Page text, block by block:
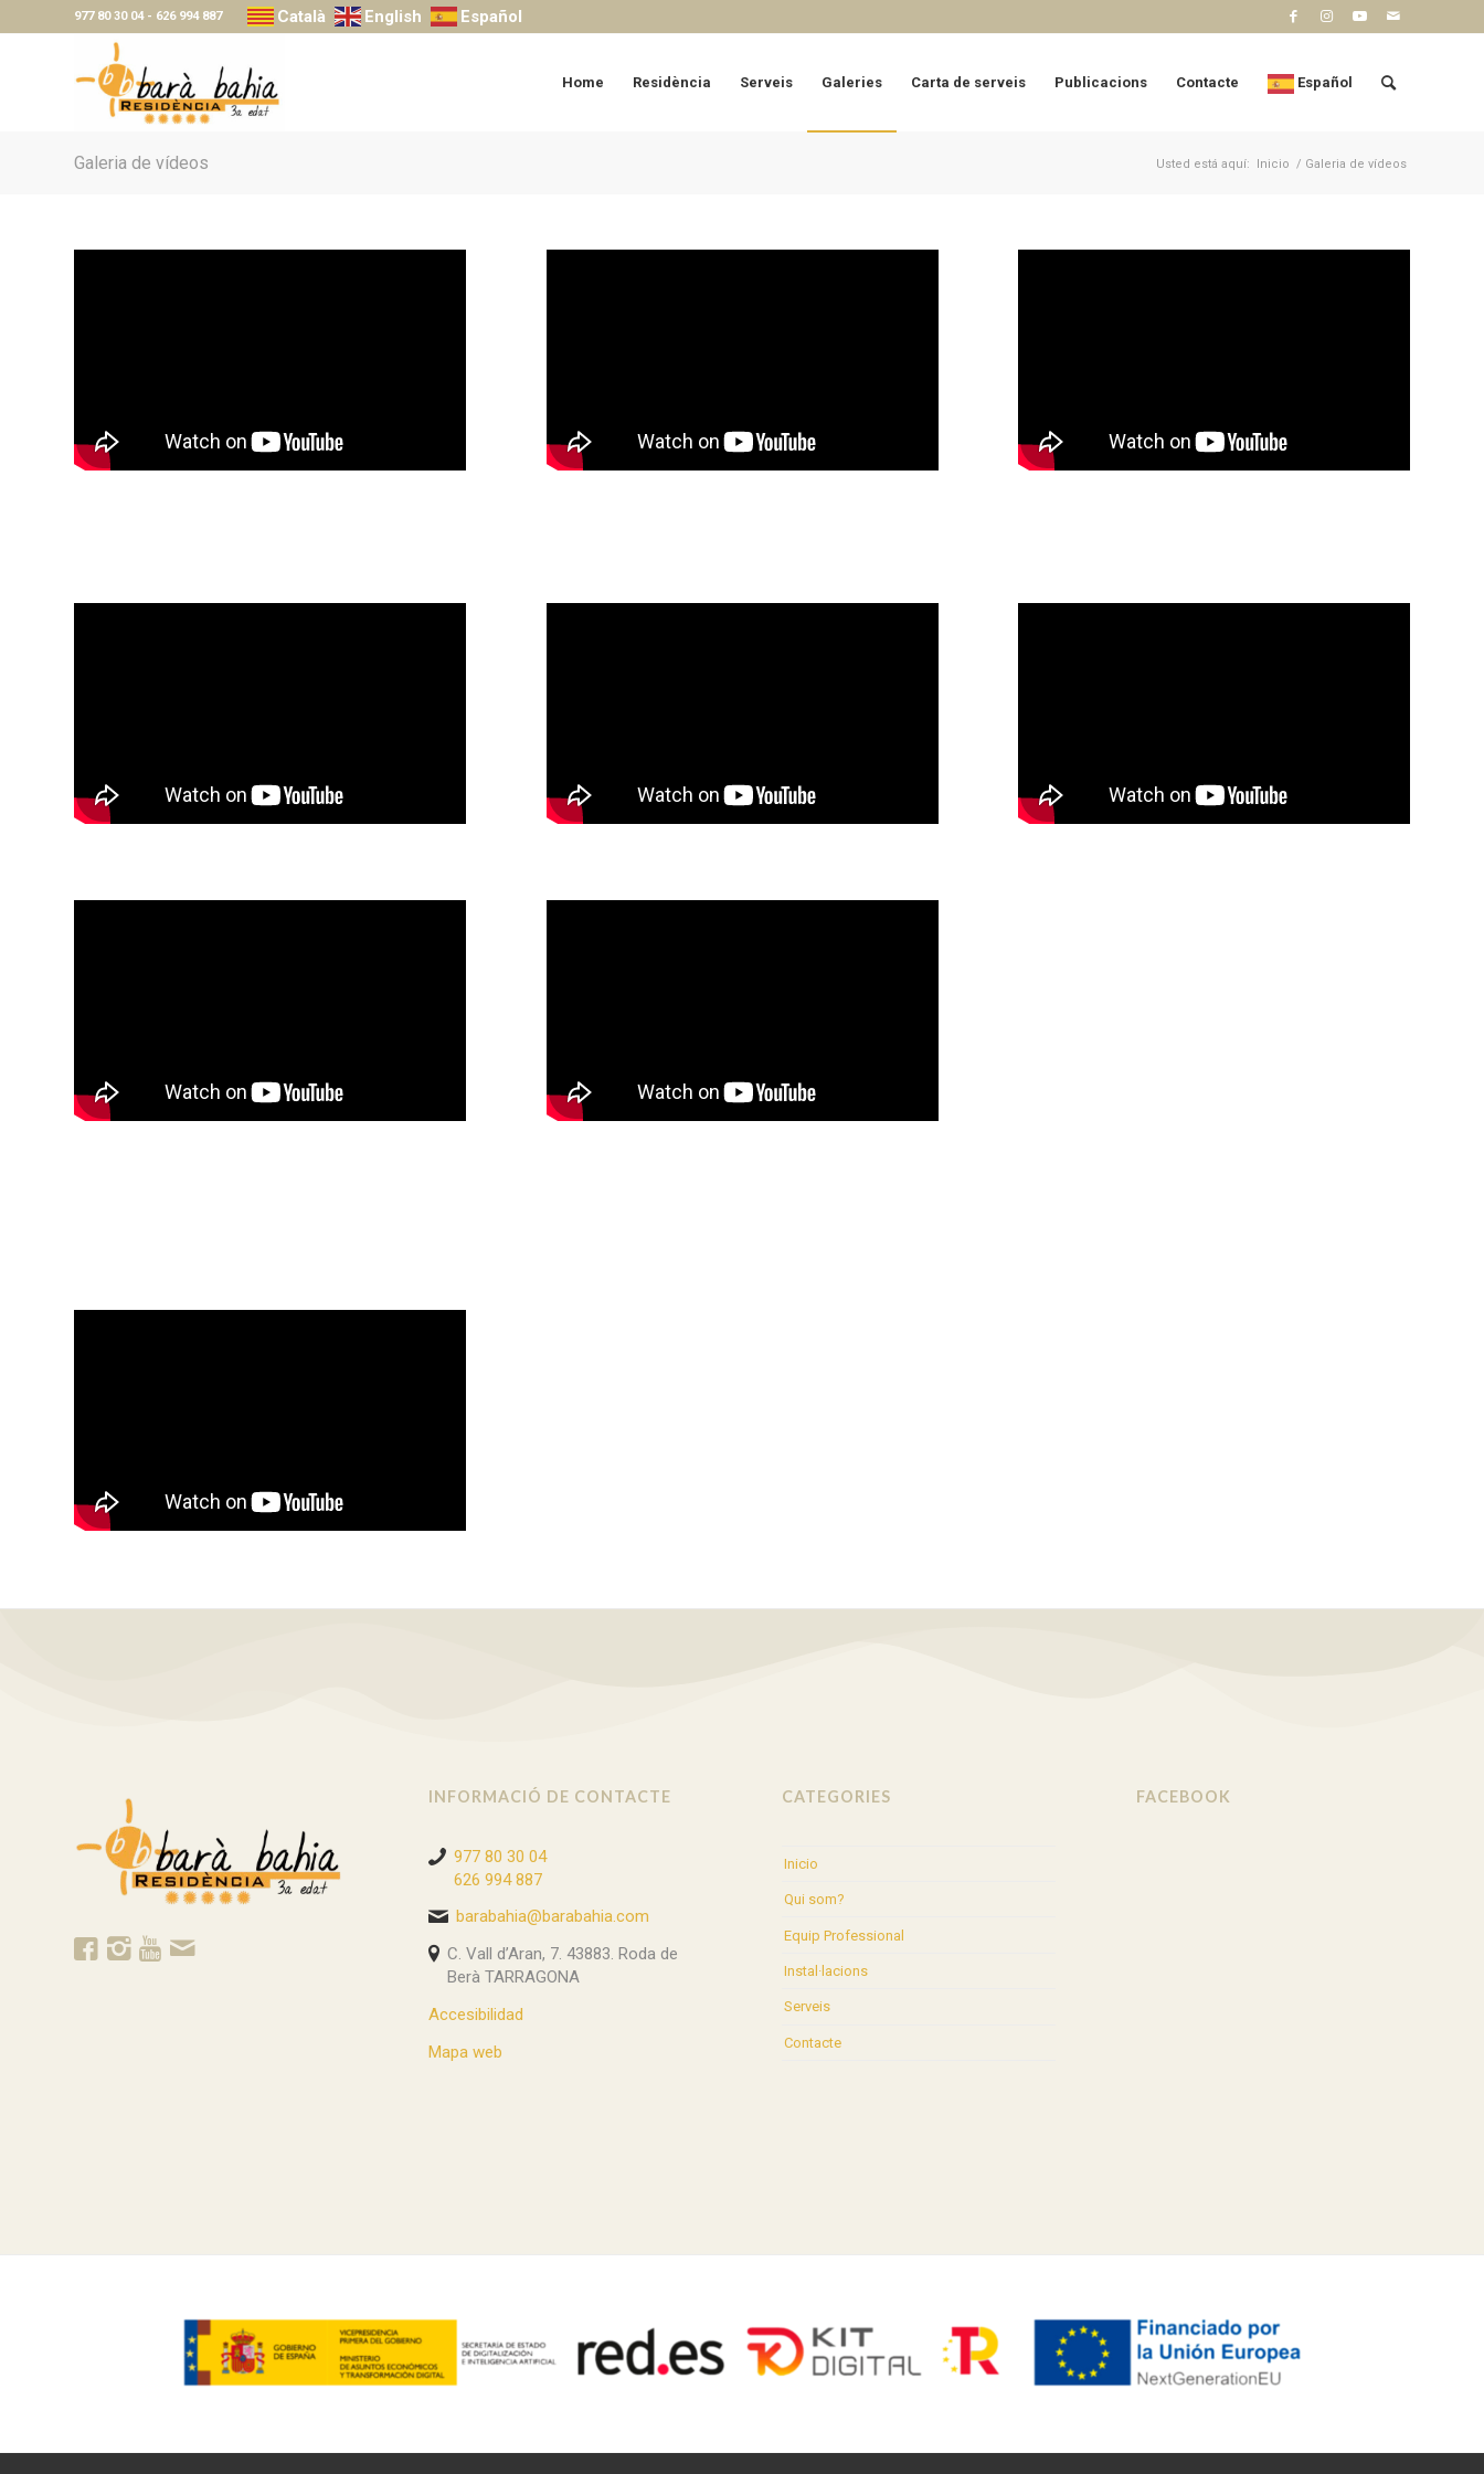
977 80 30 04- 626 994 887 Català English Español
Home Residència Serveis Galeries Carta de serveis Publicacions Contacte Español
Galeria de vídeos Usted está aquí: Inicio / Galeria de vídeos
INFORMACIÓ DE CONTACTE
977 80 30 04
626 994 887
barabahia@barabahia.com
C. Vall d’Aran, 7. 43883. Roda de
Berà TARRAGONA
Accesibilidad
Mapa web
CATEGORIES
Inicio
Qui som?
Equip Professional
Instal·lacions
Serveis
Contacte
FACEBOOK